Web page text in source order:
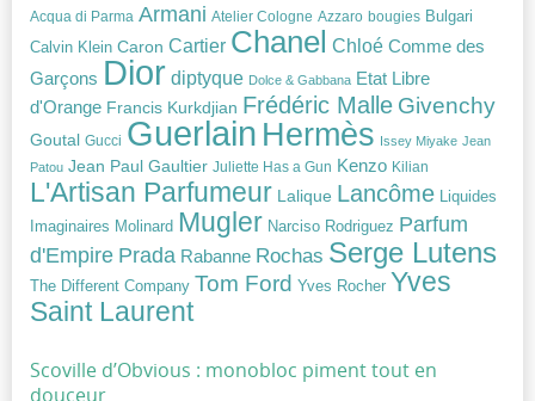
Acqua di Parma Armani Atelier Cologne Azzaro bougies Bulgari
Calvin Klein Caron Cartier Chanel Chloé Comme des
Garçons Dior diptyque Dolce & Gabbana Etat Libre
d'Orange Francis Kurkdjian Frédéric Malle Givenchy
Goutal Gucci Guerlain Hermès Issey Miyake Jean
Patou Jean Paul Gaultier Juliette Has a Gun Kenzo Kilian
L'Artisan Parfumeur Lalique Lancôme Liquides
Imaginaires Molinard Mugler Narciso Rodriguez Parfum
d'Empire Prada Rabanne Rochas Serge Lutens
The Different Company Tom Ford Yves Rocher Yves
Saint Laurent
Scoville d’Obvious : monobloc piment tout en
douceur